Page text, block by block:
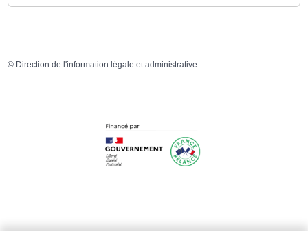
© Direction de l'information légale et administrative